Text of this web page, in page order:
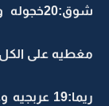
مغطيه على
ريما:19